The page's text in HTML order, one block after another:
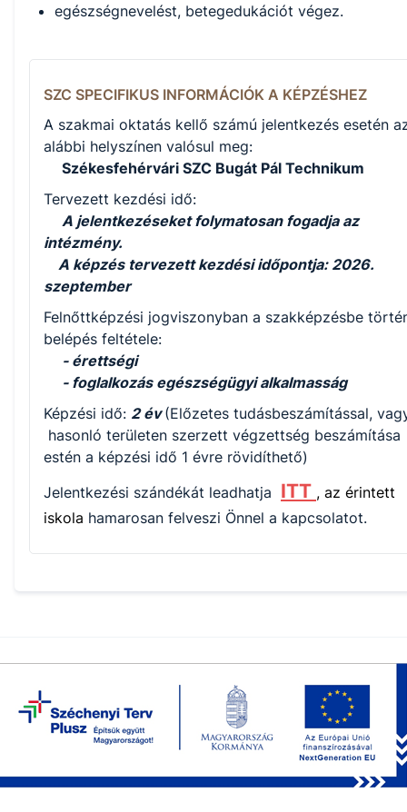
egészségnevelést, betegedukációt végez.
SZC SPECIFIKUS INFORMÁCIÓK A KÉPZÉSHEZ
A szakmai oktatás kellő számú jelentkezés esetén
alábbi helyszínen valósul meg:
Székesfehérvári SZC Bugát Pál Technikum
Tervezett kezdési idő:
A jelentkezéseket folymatosan fogadja az
intézmény.
A képzés tervezett kezdési időpontja: 2026.
szeptember
Felnőttképzési jogviszonyban a szakképzésbe
belépés feltétele:
- érettségi
- foglalkozás egészségügyi alkalmasság
Képzési idő: 2 év(Előzetes tudásbeszámítással,
hasonló területen szerzett végzettség beszámítása
estén a képzési idő 1 évre rövidíthető)
Jelentkezési szándékát leadhatja ITT , az érintett
iskola hamarosan felveszi Önnel a kapcsolatot.